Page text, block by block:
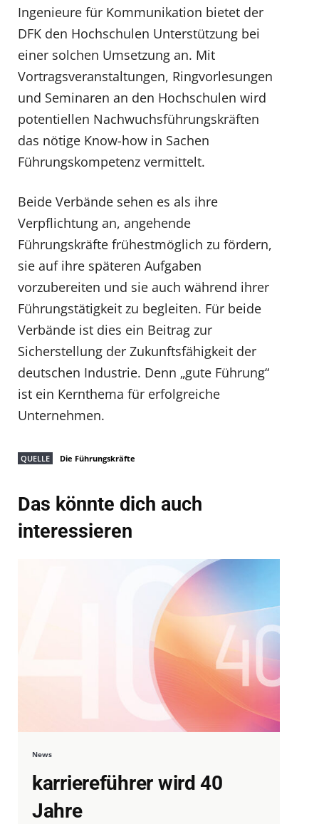
Ingenieure für Kommunikation bietet der
DFK den Hochschulen Unterstützung bei
einer solchen Umsetzung an. Mit
Vortragsveranstaltungen, Ringvorlesungen
und Seminaren an den Hochschulen wird
potentiellen Nachwuchsführungskräften
das nötige Know-how in Sachen
Führungskompetenz vermittelt.
Beide Verbände sehen es als ihre
Verpflichtung an, angehende
Führungskräfte frühestmöglich zu fördern,
sie auf ihre späteren Aufgaben
vorzubereiten und sie auch während ihrer
Führungstätigkeit zu begleiten. Für beide
Verbände ist dies ein Beitrag zur
Sicherstellung der Zukunftsfähigkeit der
deutschen Industrie. Denn „gute Führung“
ist ein Kernthema für erfolgreiche
Unternehmen.
QUELLE Die Führungskräfte
Das könnte dich auch
interessieren
News
karriereführer wird 40
Jahre